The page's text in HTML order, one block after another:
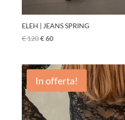
ELEH | JEANS SPRING
€120€60
In offerta!